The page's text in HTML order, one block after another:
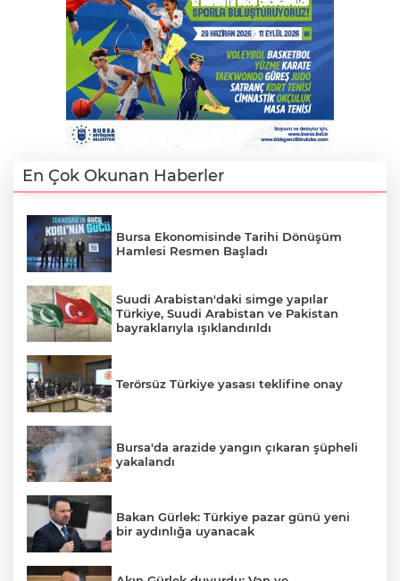
En Çok Okunan Haberler
Bursa Ekonomisinde Tarihi Dönüşüm
Hamlesi Resmen Başladı
Suudi Arabistan'daki simge yapılar
Türkiye, Suudi Arabistan ve Pakistan
bayraklarıyla ışıklandırıldı
Terörsüz Türkiye yasası teklifine onay
Bursa'da arazide yangın çıkaran şüpheli
yakalandı
Bakan Gürlek: Türkiye pazar günü yeni
bir aydınlığa uyanacak